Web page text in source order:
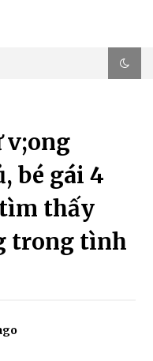
v;ong
bé gái 4
thấy
trong tình